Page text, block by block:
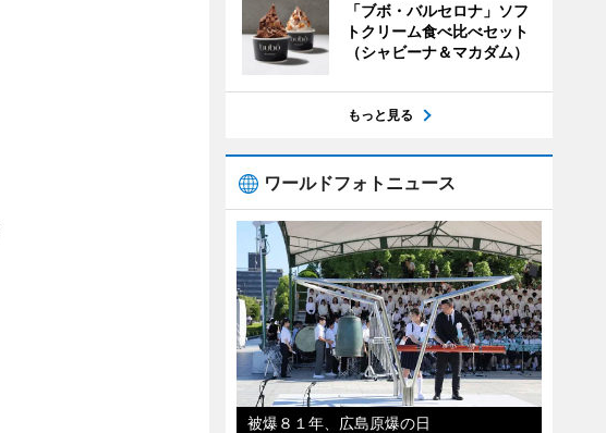
「ブボ・バルセロナ」ソフ
トクリーム食べ比べセット
（シャビーナ＆マカダム）
もっと見る
ワールドフォトニュース
被爆８１年、広島原爆の日